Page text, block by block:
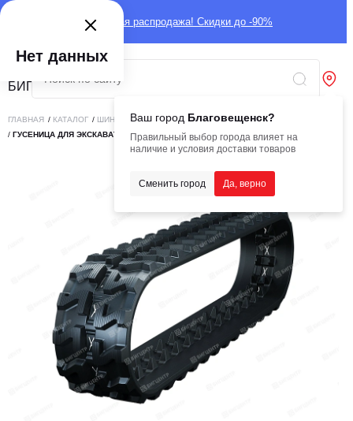
Глобальная распродажа! Скидки до -90%
Ваш город Благовещенск?
Правильный выбор города влияет на
наличие и условия доставки товаров
Сменить город Да, верно
ГЛАВНАЯ / КАТАЛОГ / ШИНЫ РЕЗИНОВЫЕ ГУСЕНИЦЫ /НА МИНИ-ЭКСКАВАТОРЫ
/ ГУСЕНИЦА ДЛЯ ЭКСКАВАТОРА 180*72*46
Нет данных